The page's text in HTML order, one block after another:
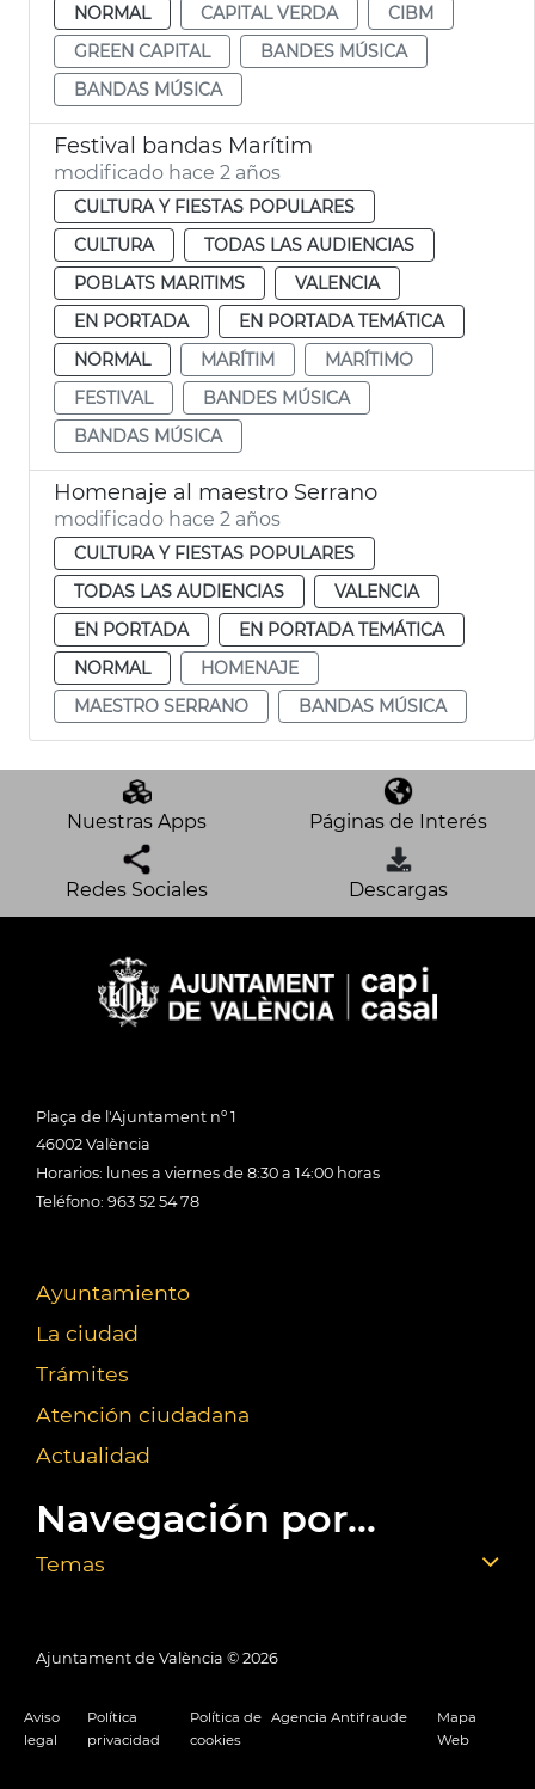
NORMAL
CAPITAL VERDA
CIBM
GREEN CAPITAL
BANDES MÚSICA
BANDAS MÚSICA
Festival bandas Marítim
modificado hace 2 años
CULTURA Y FIESTAS POPULARES
CULTURA
TODAS LAS AUDIENCIAS
POBLATS MARITIMS
VALENCIA
EN PORTADA
EN PORTADA TEMÁTICA
NORMAL
MARÍTIM
MARÍTIMO
FESTIVAL
BANDES MÚSICA
BANDAS MÚSICA
Homenaje al maestro Serrano
modificado hace 2 años
CULTURA Y FIESTAS POPULARES
TODAS LAS AUDIENCIAS
VALENCIA
EN PORTADA
EN PORTADA TEMÁTICA
NORMAL
HOMENAJE
MAESTRO SERRANO
BANDAS MÚSICA
Nuestras Apps Páginas de Interés
Redes Sociales Descargas
Plaça de l'Ajuntament nº 1
46002 València
Horarios: lunes a viernes de 8:30 a 14:00 horas
Teléfono: 963 52 54 78
Ayuntamiento
La ciudad
Trámites
Atención ciudadana
Actualidad
Navegación por...
Temas
Ajuntament de València © 2026
Aviso
legal
Política
privacidad
Política de
cookies
Agencia Antifraude
Mapa
Web